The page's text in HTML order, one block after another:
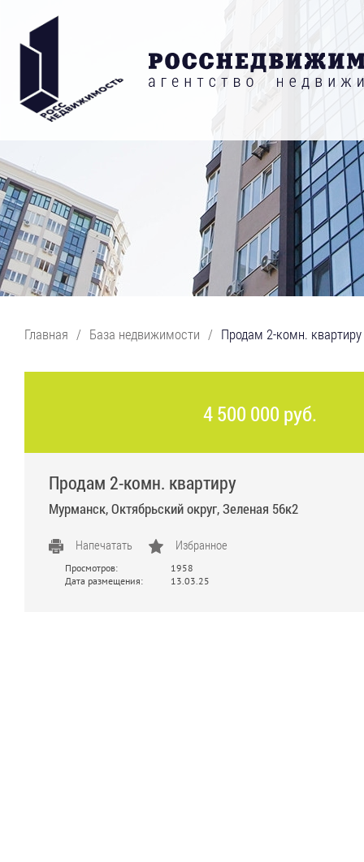
Главная / База недвижимости / Продам 2-комн. квартиру
4 500 000 руб.
Продам 2-комн. квартиру
Мурманск, Октябрьский округ, Зеленая 56к2
Напечатать Избранное
Просмотров:
1958
Дата размещения:
13.03.25